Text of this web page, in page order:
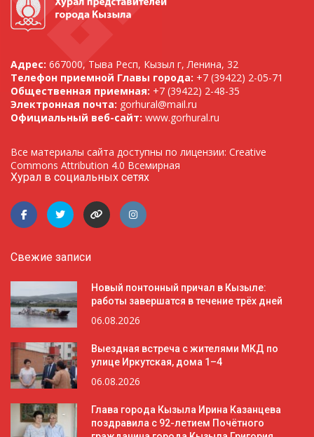
Адрес: 667000, Тыва Респ, Кызыл г, Ленина, 32
Телефон приемной Главы города: +7 (39422) 2-05-71
Общественная приемная: +7 (39422) 2-48-35
Электронная почта: gorhural@mail.ru
Официальный веб-сайт: www.gorhural.ru
Все материалы сайта доступны по лицензии: Creative
Commons Attribution 4.0 Всемирная
Хурал в социальных сетях
Свежие записи
Новый понтонный причал в Кызыле:
работы завершатся в течение трёх дней
06.08.2026
Выездная встреча с жителями МКД по
улице Иркутская, дома 1–4
06.08.2026
Глава города Кызыла Ирина Казанцева
поздравила с 92-летием Почётного